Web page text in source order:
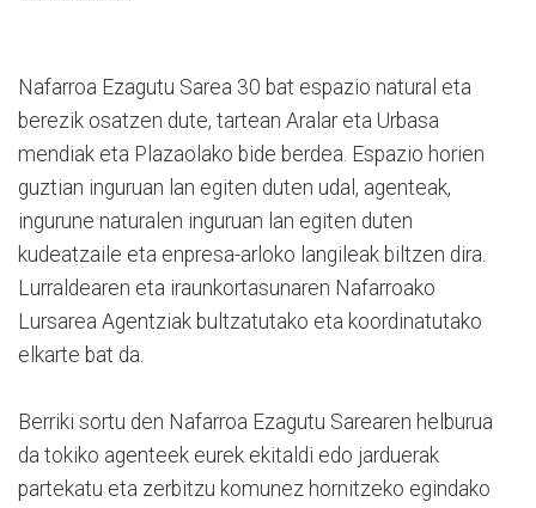
Nafarroa Ezagutu Sarea 30 bat espazio natural eta
berezik osatzen dute, tartean Aralar eta Urbasa
mendiak eta Plazaolako bide berdea. Espazio horien
guztian inguruan lan egiten duten udal, agenteak,
ingurune naturalen inguruan lan egiten duten
kudeatzaile eta enpresa-arloko langileak biltzen dira.
Lurraldearen eta iraunkortasunaren Nafarroako
Lursarea Agentziak bultzatutako eta koordinatutako
elkarte bat da.
Berriki sortu den Nafarroa Ezagutu Sarearen helburua
da tokiko agenteek eurek ekitaldi edo jarduerak
partekatu eta zerbitzu komunez hornitzeko egindako